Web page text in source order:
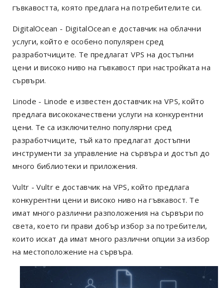
гъвкавостта, която предлага на потребителите си.
DigitalOcean - DigitalOcean е доставчик на облачни
услуги, който е особено популярен сред
разработчиците. Те предлагат VPS на достъпни
цени и високо ниво на гъвкавост при настройката на
сървъри.
Linode - Linode е известен доставчик на VPS, който
предлага висококачествени услуги на конкурентни
цени. Те са изключително популярни сред
разработчиците, тъй като предлагат достъпни
инструменти за управление на сървъра и достъп до
много библиотеки и приложения.
Vultr - Vultr е доставчик на VPS, който предлага
конкурентни цени и високо ниво на гъвкавост. Те
имат много различни разположения на сървъри по
света, което ги прави добър избор за потребители,
които искат да имат много различни опции за избор
на местоположение на сървъра.